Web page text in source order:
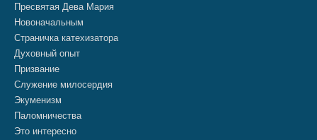
Пресвятая Дева Мария
Новоначальным
Страничка катехизатора
Духовный опыт
Призвание
Служение милосердия
Экуменизм
Паломничества
Это интересно